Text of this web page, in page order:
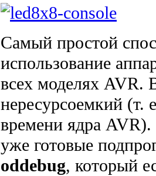
Самый простой
использование
всех моделях AVR.
нересурсоемкий (т.
времени ядра
уже готовые
oddebug, который